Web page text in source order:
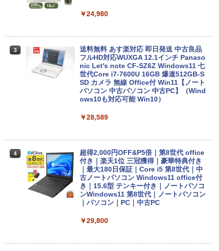
￥24,980
3
送料無料 あす楽対応 即日発送 中古良品
フルHD対応WUXGA 12.1インチ Panaso
nic Let's note CF-SZ6Z Windows11 七
世代Core i7-7600U 16GB 爆速512GB-S
SD カメラ 無線 Office付 Win11【ノート
パソコン 中古パソコン 中古PC】（Wind
ows10も対応可能 Win10）
￥28,589
4
超得2,000円OFF&P5倍｜第8世代 office
付き｜楽天1位 三冠獲得｜豪華特典付き
｜最大180日保証｜Core i5 第8世代｜中
古ノートパソコン Windows11 office付
き｜15.6型 テンキー付き｜ノートパソコ
ンWindows11 第8世代｜ノートパソコン
｜パソコン｜PC｜中古PC
￥29,800